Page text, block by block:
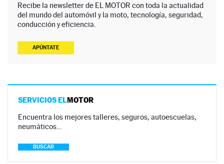
Recibe la newsletter de EL MOTOR con toda la actualidad
del mundo del automóvil y la moto, tecnología, seguridad,
conducción y eficiencia.
APÚNTATE
SERVICIOS ELMOTOR
Encuentra los mejores talleres, seguros, autoescuelas,
neumáticos…
BUSCAR